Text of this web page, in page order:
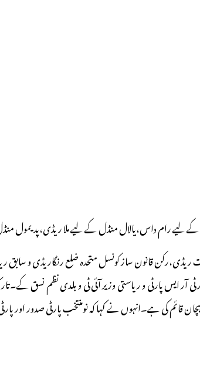
لیے رام داس،یالال منڈل کے لیے ملا ریڈی،پدیمول
قانون ساز کونسل متحدہ ضلع رنگاریڈی و سابق
آر ایس پارٹی و ریاستی وزیر آئی ٹی و بلدی نظم نسق
قائم کی ہے۔انہوں نے کہا کہ نومنتخب پارٹی صدور اور